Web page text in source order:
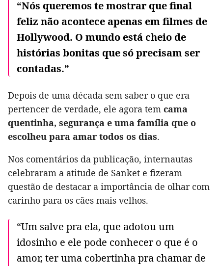
“Nós queremos te mostrar que final
feliz não acontece apenas em filmes de
Hollywood. O mundo está cheio de
histórias bonitas que só precisam ser
contadas.”
Depois de uma década sem saber o que era
pertencer de verdade, ele agora tem cama
quentinha, segurança e uma família que o
escolheu para amar todos os dias.
Nos comentários da publicação, internautas
celebraram a atitude de Sanket e fizeram
questão de destacar a importância de olhar com
carinho para os cães mais velhos.
“Um salve pra ela, que adotou um
idosinho e ele pode conhecer o que é o
amor, ter uma cobertinha pra chamar de